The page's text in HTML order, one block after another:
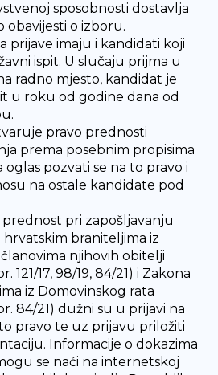
sposobnosti dostavlja
obavijesti o izboru.
prijave imaju i kandidati koji
ispit. U slučaju prijma u
radno mjesto, kandidat je
u roku od godine dana od
pravo prednosti
prema posebnim propisima
pozvati se na to pravo i
na ostale kandidate pod
pri zapošljavanju
braniteljima iz
njihovih obitelji
121/17, 98/19, 84/21) i Zakona
iz Domovinskog rata
84/21) dužni su u prijavi na
pravo te uz prijavu priložiti
Informacije o dokazima
se naći na internetskoj